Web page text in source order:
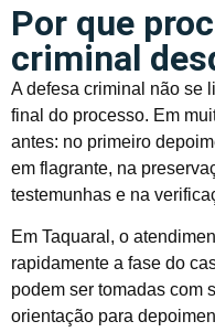
Por que
criminal
A defesa criminal não se
final do processo. Em
antes: no primeiro
em flagrante, na
testemunhas e na
Em Taquaral, o
rapidamente a fase do
podem ser tomadas com
orientação para